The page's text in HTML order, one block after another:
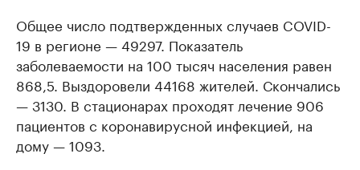
Общее число подтвержденных случаев COVID-
19 в регионе — 49297. Показатель
заболеваемости на 100 тысяч населения равен
868,5. Выздоровели 44168 жителей. Скончались
— 3130. В стационарах проходят лечение 906
пациентов с коронавирусной инфекцией, на
дому — 1093.